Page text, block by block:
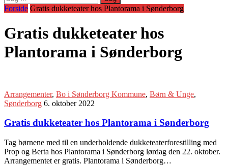
efter:
Forside Gratis dukketeater hos Plantorama i Sønderborg
Gratis dukketeater hos
Plantorama i Sønderborg
Arrangementer, Bo i Sønderborg Kommune, Børn & Unge,
Sønderborg 6. oktober 2022
Gratis dukketeater hos Plantorama i Sønderborg
Tag børnene med til en underholdende dukketeaterforestilling med
Prop og Berta hos Plantorama i Sønderborg lørdag den 22. oktober.
Arrangementet er gratis. Plantorama i Sønderborg…